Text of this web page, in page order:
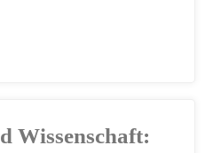
Wissenschaft: